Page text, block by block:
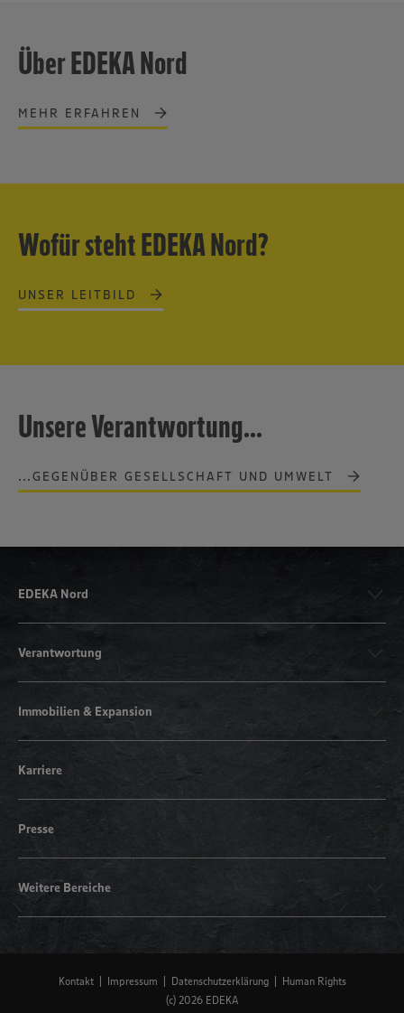
Über EDEKA Nord
MEHR ERFAHREN
Wofür steht EDEKA Nord?
UNSER LEITBILD
Unsere Verantwortung...
...GEGENÜBER GESELLSCHAFT UND UMWELT
EDEKA Nord
Verantwortung
Immobilien & Expansion
Karriere
Presse
Weitere Bereiche
Kontakt Impressum Datenschutzerklärung
Human Rights
(c) 2026 EDEKA